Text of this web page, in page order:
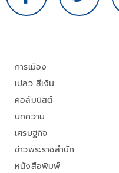
การเมือง
เปลว สีเงิน
คอลัมนิสต์
บทความ
เศรษฐกิจ
ข่าวพระราชสำนัก
หนังสือพิมพ์